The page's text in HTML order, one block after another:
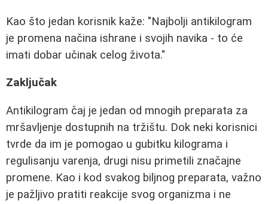
Kao što jedan korisnik kaže: "Najbolji antikilogram
je promena načina ishrane i svojih navika - to će
imati dobar učinak celog života."
Zaključak
Antikilogram čaj je jedan od mnogih preparata za
mršavljenje dostupnih na tržištu. Dok neki korisnici
tvrde da im je pomogao u gubitku kilograma i
regulisanju varenja, drugi nisu primetili značajne
promene. Kao i kod svakog biljnog preparata, važno
je pažljivo pratiti reakcije svog organizma i ne